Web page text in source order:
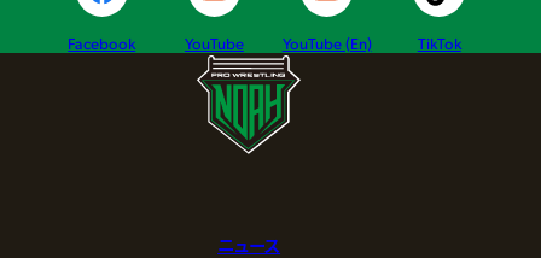
Facebook YouTube YouTube (En) TikTok
ニュース